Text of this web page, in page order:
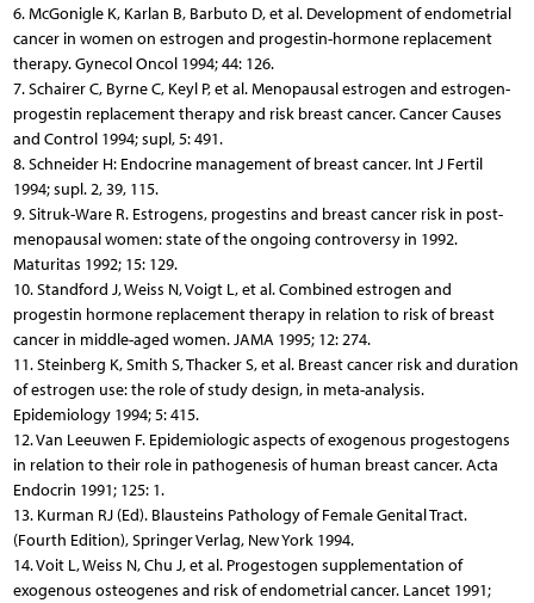
6. McGonigle K, Karlan B, Barbuto D, et al. Development of endometrial
cancer in women on estrogen and progestin-hormone replacement
therapy. Gynecol Oncol 1994; 44: 126.
7. Schairer C, Byrne C, Keyl P, et al. Menopausal estrogen and estrogen-
progestin replacement therapy and risk breast cancer. Cancer Causes
and Control 1994; supl, 5: 491.
8. Schneider H: Endocrine management of breast cancer. Int J Fertil
1994; supl. 2, 39, 115.
9. Sitruk-Ware R. Estrogens, progestins and breast cancer risk in post-
menopausal women: state of the ongoing controversy in 1992.
Maturitas 1992; 15: 129.
10. Standford J, Weiss N, Voigt L, et al. Combined estrogen and
progestin hormone replacement therapy in relation to risk of breast
cancer in middle-aged women. JAMA 1995; 12: 274.
11. Steinberg K, Smith S, Thacker S, et al. Breast cancer risk and duration
of estrogen use: the role of study design, in meta-analysis.
Epidemiology 1994; 5: 415.
12. Van Leeuwen F. Epidemiologic aspects of exogenous progestogens
in relation to their role in pathogenesis of human breast cancer. Acta
Endocrin 1991; 125: 1.
13. Kurman RJ (Ed). Blausteins Pathology of Female Genital Tract.
(Fourth Edition), Springer Verlag, New York 1994.
14. Voit L, Weiss N, Chu J, et al. Progestogen supplementation of
exogenous osteogenes and risk of endometrial cancer. Lancet 1991;